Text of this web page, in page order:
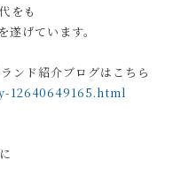
をも
げています。
ンド紹介ブログはこちら